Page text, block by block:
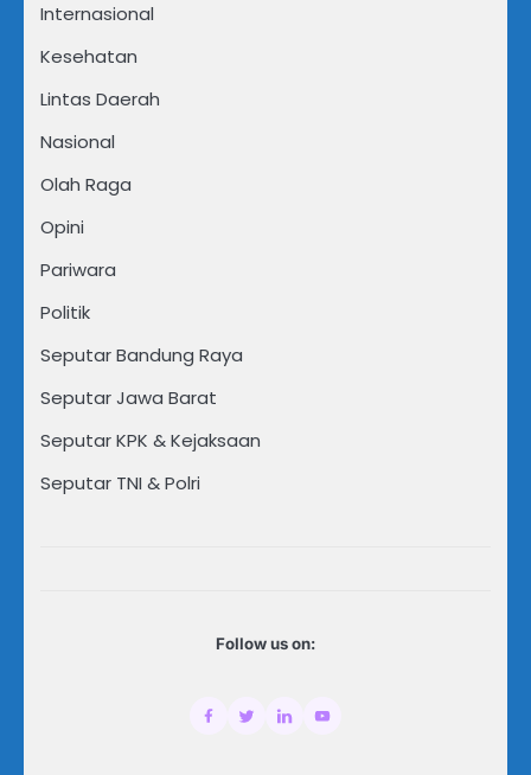
Internasional
Kesehatan
Lintas Daerah
Nasional
Olah Raga
Opini
Pariwara
Politik
Seputar Bandung Raya
Seputar Jawa Barat
Seputar KPK & Kejaksaan
Seputar TNI & Polri
Follow us on: